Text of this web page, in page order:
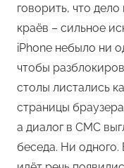
говорить, что дело
краёв – сильное
iPhone небыло ни
чтобы
столы листались
страницы
а диалог в СМС
беседа. Ни